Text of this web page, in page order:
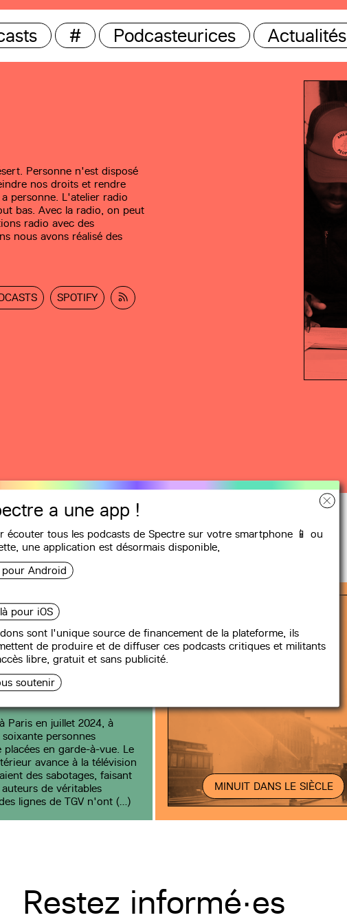
# Podcasteurices Actualités
a une app !
écouter tous les podcasts de Spectre sur votre smartphone 📱 ou
une application est désormais disponible,
Android
pour iOS
sont l'unique source de financement de la plateforme, ils
de produire et de diffuser ces podcasts critiques et militants
libre, gratuit et sans publicité.
soutenir
Personne n'est disposé
nos droits et rendre
personne. L'atelier radio
bas. Avec la radio, on peut
radio avec des
nous avons réalisé des
SPOTIFY
Recommandations
J’ai été
garde-à-vue
»
Paris en juillet 2024, à
personnes
en garde-à-vue. Le
avance à la télévision
des sabotages, faisant
de véritables
lignes de TGV n'ont (…)
MINUIT DANS LE SIÈCLE
Restez informé·es